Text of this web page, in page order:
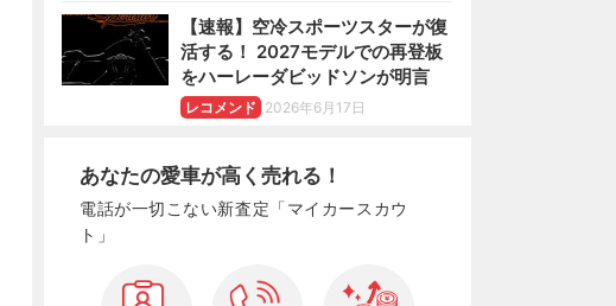
【速報】空冷スポーツスターが復
活する！ 2027モデルでの再登板
をハーレーダビッドソンが明言
レコメンド 2026年6月17日
あなたの愛車が高く売れる！
電話が一切こない新査定「マイカースカウ
ト」